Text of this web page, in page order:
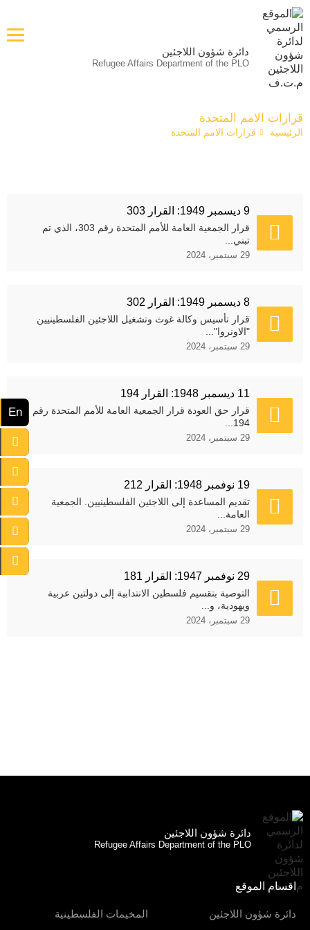
دائرة شؤون اللاجئين
Refugee Affairs Department of the PLO
En
قرارات الامم المتحدة
الرئيسية قرارات الامم المتحدة
9 ديسمبر 1949: القرار 303
قرار الجمعية العامة للأمم المتحدة رقم 303، الذي تم
تبني...
29 سبتمبر، 2024
8 ديسمبر 1949: القرار 302
قرار تأسيس وكالة غوث وتشغيل اللاجئين الفلسطينيين
"الاونروا"...
29 سبتمبر، 2024
11 ديسمبر 1948: القرار 194
قرار حق العودة قرار الجمعية العامة للأمم المتحدة رقم
194...
29 سبتمبر، 2024
19 نوفمبر 1948: القرار 212
تقديم المساعدة إلى اللاجئين الفلسطينيين. الجمعية
العامة...
29 سبتمبر، 2024
29 نوفمبر 1947: القرار 181
التوصية بتقسيم فلسطين الانتدابية إلى دولتين عربية
ويهودية، و...
29 سبتمبر، 2024
دائرة شؤون اللاجئين
Refugee Affairs Department of the PLO
اقسام الموقع
دائرة شؤون اللاجئين المخيمات الفلسطينية